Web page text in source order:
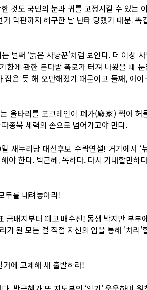
것도 국민의 눈과 귀를 고정시킬 수 있는
막판까지 허구한 날 난타 당했기 때문. 똑
벌써 ‘늙은 사냥꾼’처럼 보인다. 더 이상
환에 관한 돈다발 폭로가 터져 나왔을 때
은 듯 해 오만해졌기 때문이고 둘째, 어
울타리를 포크레인이 폐가(廢家) 찍어 허
종북 세력의 손으로 넘어가고야 만다.
새누리당 대선후보 수락연설! 거기에서 ‘
야 한다. 박근혜, 독하다. 다시 기대할만하
두를 내려놓아라!
금배지부터 떼고 배수진! 동생 박지만 부
가 된 모든 걸 직접 자신의 입을 통해 '처리
에 교체해 새 출발하라!